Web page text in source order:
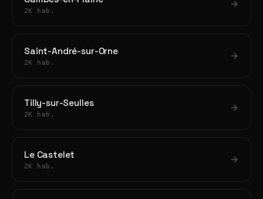
2K hab.
Saint-André-sur-Orne
2K hab.
Tilly-sur-Seulles
2K hab.
Le Castelet
2K hab.